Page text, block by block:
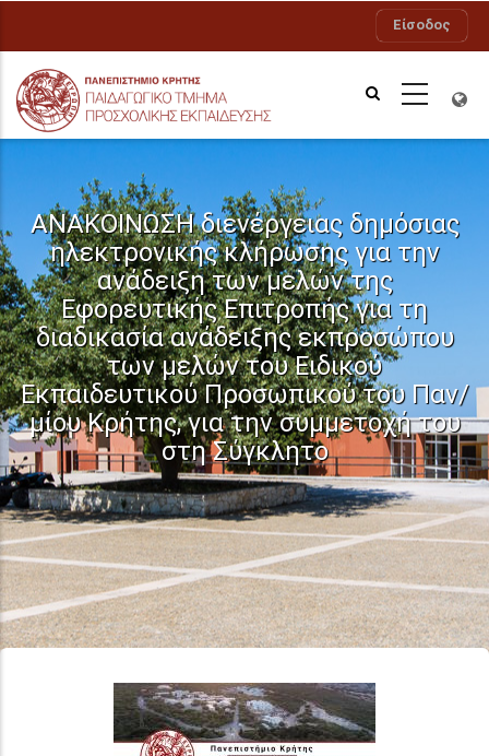
κυρίως
περιεχόμενο
Είσοδος
ΑΝΑΚΟΙΝΩΣΗ διενέργειας δημόσιας
ηλεκτρονικής κλήρωσης για την
ανάδειξη των μελών της
Εφορευτικής Επιτροπής για τη
διαδικασία ανάδειξης εκπροσώπου
των μελών του Ειδικού
Εκπαιδευτικού Προσωπικού του Παν/
μίου Κρήτης, για την συμμετοχή του
στη Σύγκλητο